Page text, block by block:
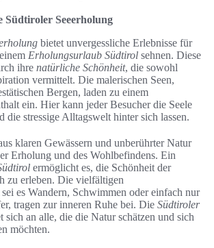
Seeerholung
bietet unvergessliche Erlebnisse für
Erholungsurlaub Südtirol sehnen. Diese
ihre natürliche Schönheit, die sowohl
vermittelt. Die malerischen Seen,
Bergen, laden zu einem
ein. Hier kann jeder Besucher die Seele
die stressige Alltagswelt hinter sich lassen.
klaren Gewässern und unberührter Natur
Erholung und des Wohlbefindens. Ein
ermöglicht es, die Schönheit der
zu erleben. Die vielfältigen
es Wandern, Schwimmen oder einfach nur
tragen zur inneren Ruhe bei. Die Südtiroler
sich an alle, die die Natur schätzen und sich
möchten.